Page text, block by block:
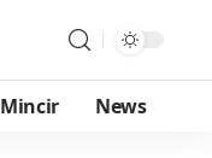
Mincir News